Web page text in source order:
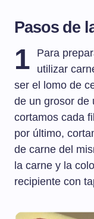
Pasos de
1
Para
utilizar
ser el lomo de
de un grosor de
cortamos cada
por último,
de carne del
la carne y la
recipiente con